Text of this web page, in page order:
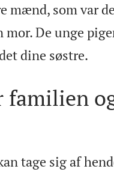
mænd, som var
De unge
dine søstre.
familien
tage sig af